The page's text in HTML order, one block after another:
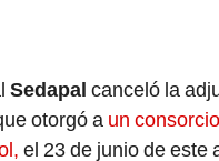
Sedapal canceló la
otorgó a un
el 23 de junio de este